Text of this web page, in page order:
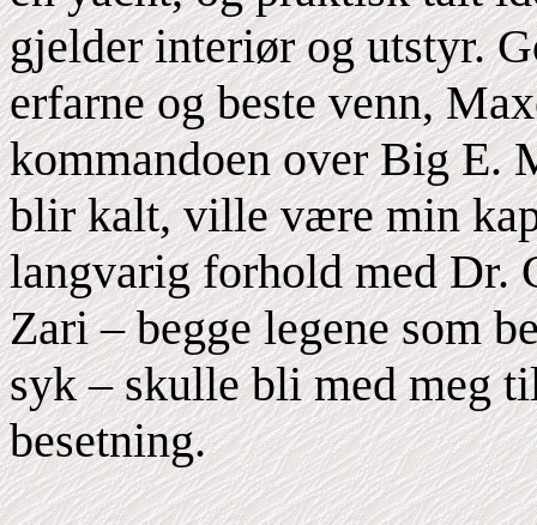
gjelder interiør og utstyr.
erfarne og beste venn,
kommandoen over Big E.
blir kalt, ville være min
langvarig forhold med Dr.
Zari – begge legene som
syk – skulle bli med meg
besetning.